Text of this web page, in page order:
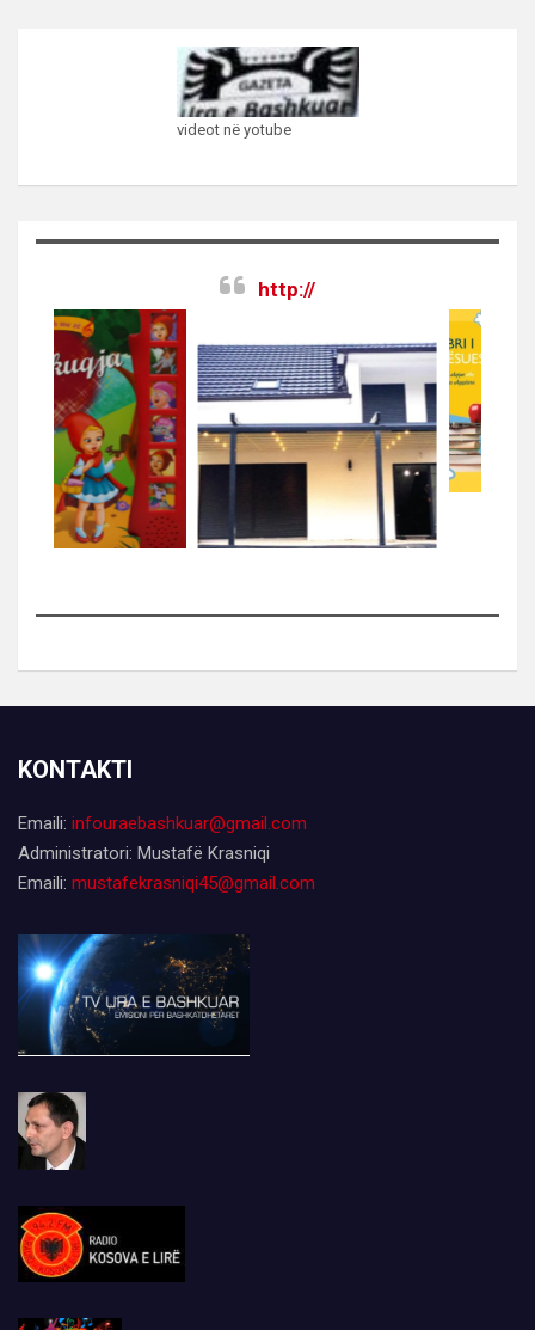
videot në yotube
http://
KONTAKTI
Emaili: infouraebashkuar@gmail.com
Administratori: Mustafë Krasniqi
Emaili: mustafekrasniqi45@gmail.com